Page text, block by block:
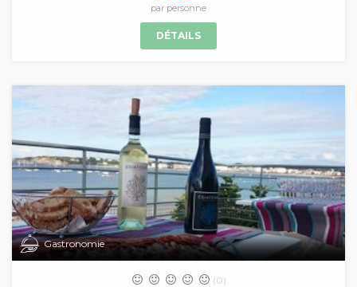
par personne
DÉTAILS
Gastronomie
(0)